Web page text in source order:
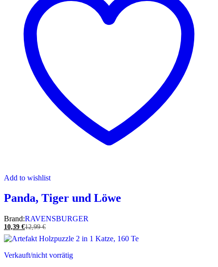
Add to wishlist
Panda, Tiger und Löwe
Brand:RAVENSBURGER
10,39 €12,99€
Verkauft/nicht vorrätig